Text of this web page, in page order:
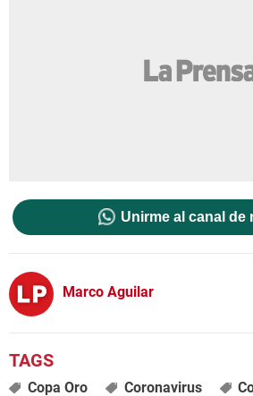
Unirme al canal de
Marco Aguilar
Copa Oro Coronavirus